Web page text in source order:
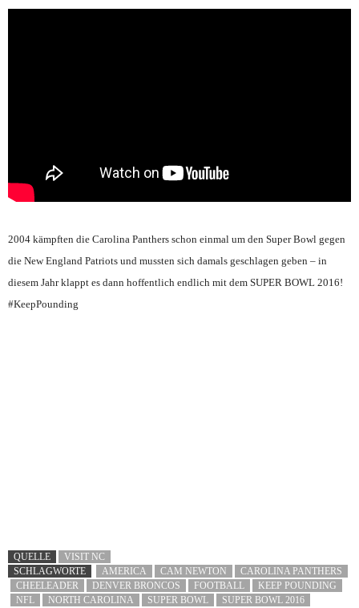
2004 kämpften die Carolina Panthers schon einmal um den Super Bowl gegen
die New England Patriots und mussten sich damals geschlagen geben – in
diesem Jahr klappt es dann hoffentlich endlich mit dem SUPER BOWL 2016!
#KeepPounding
QUELLE
VISIT NC
SCHLAGWORTE
AMERICA CAM NEWTON
CAROLINA PANTHERS
CHEELEADER
DENVER BRONCOS FOOTBALL
KEEP POUNDING
NFL
NORTH CAROLINA SUPER BOWL SUPER BOWL 2016